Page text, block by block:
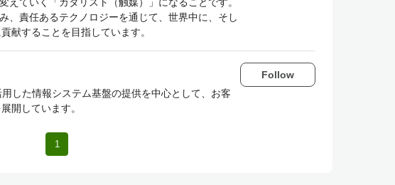
、責任あるテクノロジーを通じて、世界中に、そし
献することを目指しています。
した情報システム基盤の提供を中心として、お客
開しています。
Follow
1